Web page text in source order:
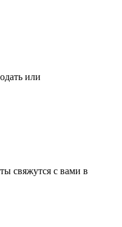
или
свяжутся с вами в